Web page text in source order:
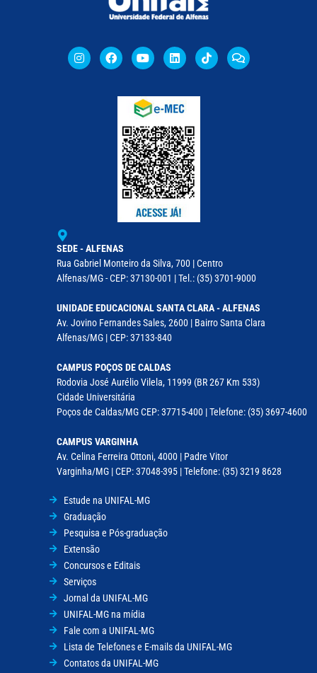
SEDE - ALFENAS
Rua Gabriel Monteiro da Silva, 700 | Centro
Alfenas/MG - CEP: 37130-001 | Tel.: (35) 3701-9000
UNIDADE EDUCACIONAL SANTA CLARA - ALFENAS
Av. Jovino Fernandes Sales, 2600 | Bairro Santa Clara
Alfenas/MG | CEP: 37133-840
CAMPUS POÇOS DE CALDAS
Rodovia José Aurélio Vilela, 11999 (BR 267 Km 533)
Cidade Universitária
Poços de Caldas/MG CEP: 37715-400 | Telefone: (35) 3697-4600
CAMPUS VARGINHA
Av. Celina Ferreira Ottoni, 4000 | Padre Vitor
Varginha/MG | CEP: 37048-395 | Telefone: (35) 3219 8628
Estude na UNIFAL-MG
Graduação
Pesquisa e Pós-graduação
Extensão
Concursos e Editais
Serviços
Jornal da UNIFAL-MG
UNIFAL-MG na mídia
Fale com a UNIFAL-MG
Lista de Telefones e E-mails da UNIFAL-MG
Contatos da UNIFAL-MG